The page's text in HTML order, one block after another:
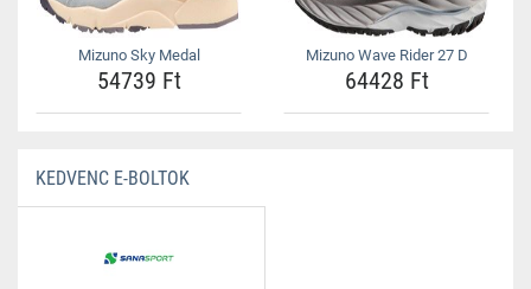
Mizuno Sky Medal
54739 Ft
Mizuno Wave Rider 27 D
64428 Ft
KEDVENC E-BOLTOK